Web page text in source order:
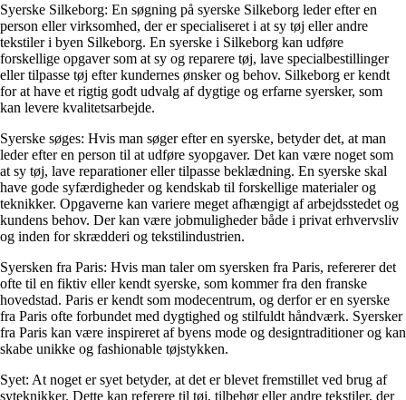
Syerske Silkeborg: En søgning på syerske Silkeborg leder efter en
person eller virksomhed, der er specialiseret i at sy tøj eller andre
tekstiler i byen Silkeborg. En syerske i Silkeborg kan udføre
forskellige opgaver som at sy og reparere tøj, lave specialbestillinger
eller tilpasse tøj efter kundernes ønsker og behov. Silkeborg er kendt
for at have et rigtig godt udvalg af dygtige og erfarne syersker, som
kan levere kvalitetsarbejde.
Syerske søges: Hvis man søger efter en syerske, betyder det, at man
leder efter en person til at udføre syopgaver. Det kan være noget som
at sy tøj, lave reparationer eller tilpasse beklædning. En syerske skal
have gode syfærdigheder og kendskab til forskellige materialer og
teknikker. Opgaverne kan variere meget afhængigt af arbejdsstedet og
kundens behov. Der kan være jobmuligheder både i privat erhvervsliv
og inden for skrædderi og tekstilindustrien.
Syersken fra Paris: Hvis man taler om syersken fra Paris, refererer det
ofte til en fiktiv eller kendt syerske, som kommer fra den franske
hovedstad. Paris er kendt som modecentrum, og derfor er en syerske
fra Paris ofte forbundet med dygtighed og stilfuldt håndværk. Syersker
fra Paris kan være inspireret af byens mode og designtraditioner og kan
skabe unikke og fashionable tøjstykken.
Syet: At noget er syet betyder, at det er blevet fremstillet ved brug af
syteknikker. Dette kan referere til tøj, tilbehør eller andre tekstiler, der